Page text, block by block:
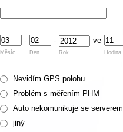
-
Měsíc
-
Den Rok
ve
Hodina
Nevidím GPS polohu
Problém s měřením PHM
Auto nekomunikuje se serverem
jiný